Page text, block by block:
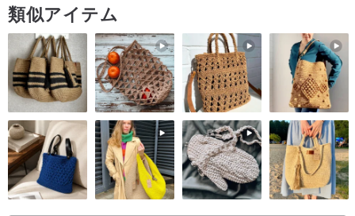
記憶のパパラッチ
古い映画、古新聞、古雑誌によく見られるハイライト。
ここでは、古き良き魂の宝物を見つけられます。
フィルム時代のクラシックな周辺機器、
多種多様なアンティークアイテム。
時が巡るように、桑惠と一緒に「Somehow Journey」に出かけませ
んか。
類似アイテム